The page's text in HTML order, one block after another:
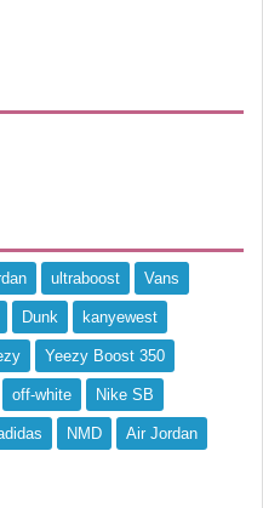
ultraboost Vans
Dunk kanyewest
Yeezy Boost 350
off-white Nike SB
NMD Air Jordan